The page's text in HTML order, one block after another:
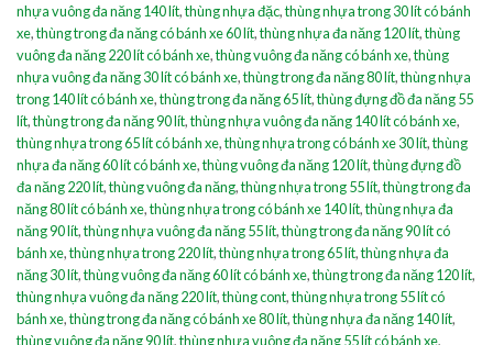
nhựa vuông đa năng 140 lít,thùng nhựa đặc,thùng nhựa trong 30 lít có bánh
xe,thùng trong đa năng có bánh xe 60 lít,thùng nhựa đa năng 120 lít,thùng
vuông đa năng 220 lít có bánh xe,thùng vuông đa năng có bánh xe,thùng
nhựa vuông đa năng 30 lít có bánh xe,thùng trong đa năng 80 lít,thùng nhựa
trong 140 lít có bánh xe,thùng trong đa năng 65 lít,thùng đựng đồ đa năng 55
lít,thùng trong đa năng 90 lít,thùng nhựa vuông đa năng 140 lít có bánh xe,
thùng nhựa trong 65 lít có bánh xe,thùng nhựa trong có bánh xe 30 lít,thùng
nhựa đa năng 60 lít có bánh xe,thùng vuông đa năng 120 lít,thùng đựng đồ
đa năng 220 lít,thùng vuông đa năng,thùng nhựa trong 55 lít,thùng trong đa
năng 80 lít có bánh xe,thùng nhựa trong có bánh xe 140 lít,thùng nhựa đa
năng 90 lít,thùng nhựa vuông đa năng 55 lít,thùng trong đa năng 90 lít có
bánh xe,thùng nhựa trong 220 lít,thùng nhựa trong 65 lít,thùng nhựa đa
năng 30 lít,thùng vuông đa năng 60 lít có bánh xe,thùng trong đa năng 120 lít,
thùng nhựa vuông đa năng 220 lít,thùng cont,thùng nhựa trong 55 lít có
bánh xe,thùng trong đa năng có bánh xe 80 lít,thùng nhựa đa năng 140 lít,
thùng vuông đa năng 90 lít,thùng nhựa vuông đa năng 55 lít có bánh xe,